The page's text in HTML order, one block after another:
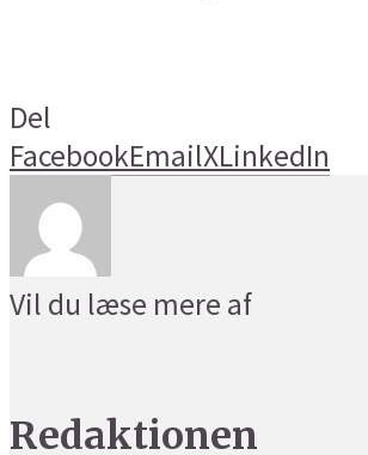
Del
FacebookEmailXLinkedIn
Vil du læse mere af
Redaktionen